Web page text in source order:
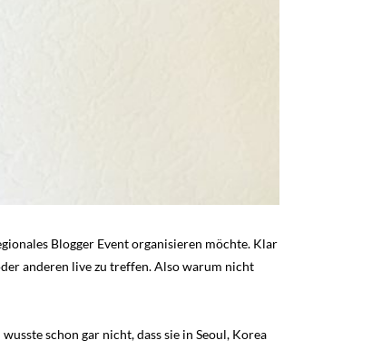
Blogger Event organisieren möchte. Klar
anderen live zu treffen. Also warum nicht
schon gar nicht, dass sie in Seoul, Korea